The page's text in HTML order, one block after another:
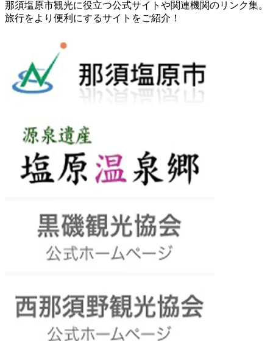
那須塩原市観光に役立つ公式サイトや関連機関のリンク集。
旅行をより便利にするサイトをご紹介！